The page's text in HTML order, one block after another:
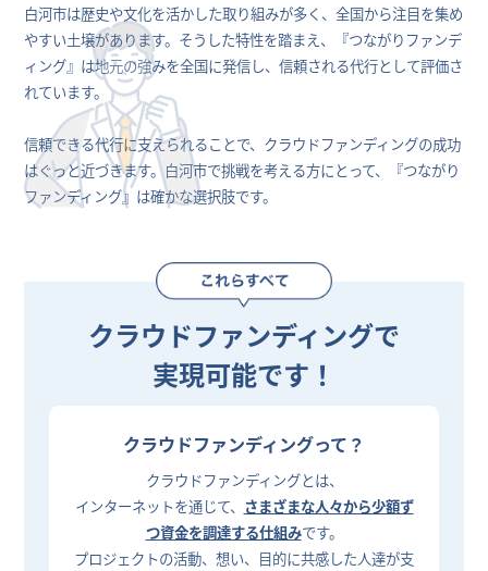
白河市は歴史や文化を活かした取り組みが多く、全国から注目を集め
やすい土壌があります。そうした特性を踏まえ、『つながりファンデ
ィング』は地元の強みを全国に発信し、信頼される代行として評価さ
れています。
信頼できる代行に支えられることで、クラウドファンディングの成功
はぐっと近づきます。白河市で挑戦を考える方にとって、『つながり
ファンディング』は確かな選択肢です。
クラウドファンディングで
実現可能です！
クラウドファンディングって？
クラウドファンディングとは、
インターネットを通じて、 さまざまな人々から少額ず
つ資金を調達する仕組みです。
プロジェクトの活動、想い、目的に共感した人達が支